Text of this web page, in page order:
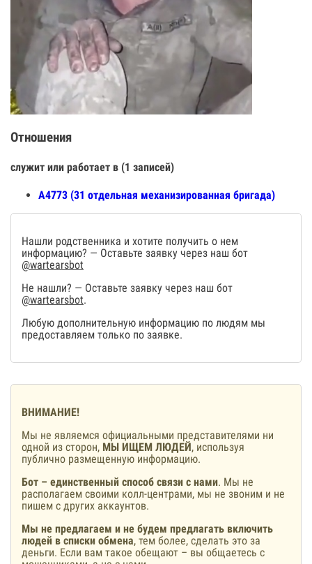
Отношения
служит или работает в (1 записей)
А4773 (31 отдельная механизированная бригада)
Нашли родственника и хотите получить о нем
информацию? — Оставьте заявку через наш бот
@wartearsbot
Не нашли? — Оставьте заявку через наш бот
@wartearsbot.
Любую дополнительную информацию по людям мы
предоставляем только по заявке.
ВНИМАНИЕ!
Мы не являемся официальными представителями ни
одной из сторон, МЫ ИЩЕМ ЛЮДЕЙ, используя
публично размещенную информацию.
Бот – единственный способ связи с нами. Мы не
располагаем своими колл-центрами, мы не звоним и не
пишем с других аккаунтов.
Мы не предлагаем и не будем предлагать включить
людей в списки обмена, тем более, сделать это за
деньги. Если вам такое обещают – вы общаетесь с